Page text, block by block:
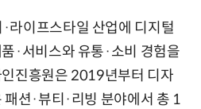
라이프스타일 산업에 디지털
·서비스와 유통·소비 경험을
진흥원은 2019년부터 디자
션·뷰티·리빙 분야에서 총 1